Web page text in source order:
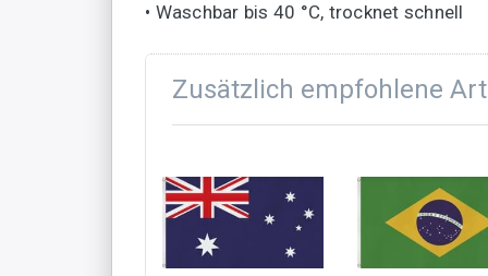
• Waschbar bis 40 °C, trocknet schnell
Zusätzlich empfohlene